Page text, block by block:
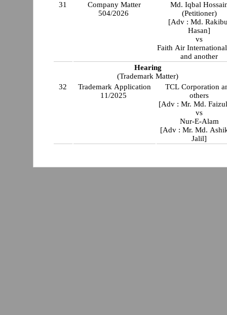
31
Company Matter
504/2026
Md. Iqbal
(Petitioner)
[Adv : Md.
Hasan]
vs
Faith Air
and another
Hearing
(Trademark Matter)
32
Trademark Application
11/2025
TCL Corporation
others
[Adv : Mr. Md.
vs
Nur-E-Alam
[Adv : Mr. Md.
Jalil]